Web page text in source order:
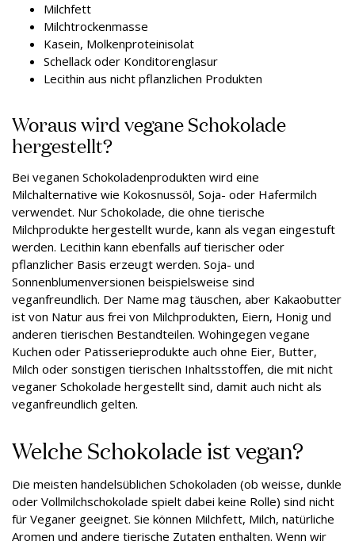
Milchfett
Milchtrockenmasse
Kasein, Molkenproteinisolat
Schellack oder Konditorenglasur
Lecithin aus nicht pflanzlichen Produkten
Woraus wird vegane Schokolade
hergestellt?
Bei veganen Schokoladenprodukten wird eine
Milchalternative wie Kokosnussöl, Soja- oder Hafermilch
verwendet. Nur Schokolade, die ohne tierische
Milchprodukte hergestellt wurde, kann als vegan eingestuft
werden. Lecithin kann ebenfalls auf tierischer oder
pflanzlicher Basis erzeugt werden. Soja- und
Sonnenblumenversionen beispielsweise sind
veganfreundlich. Der Name mag täuschen, aber Kakaobutter
ist von Natur aus frei von Milchprodukten, Eiern, Honig und
anderen tierischen Bestandteilen. Wohingegen vegane
Kuchen oder Patisserieprodukte auch ohne Eier, Butter,
Milch oder sonstigen tierischen Inhaltsstoffen, die mit nicht
veganer Schokolade hergestellt sind, damit auch nicht als
veganfreundlich gelten.
Welche Schokolade ist vegan?
Die meisten handelsüblichen Schokoladen (ob weisse, dunkle
oder Vollmilchschokolade spielt dabei keine Rolle) sind nicht
für Veganer geeignet. Sie können Milchfett, Milch, natürliche
Aromen und andere tierische Zutaten enthalten. Wenn wir